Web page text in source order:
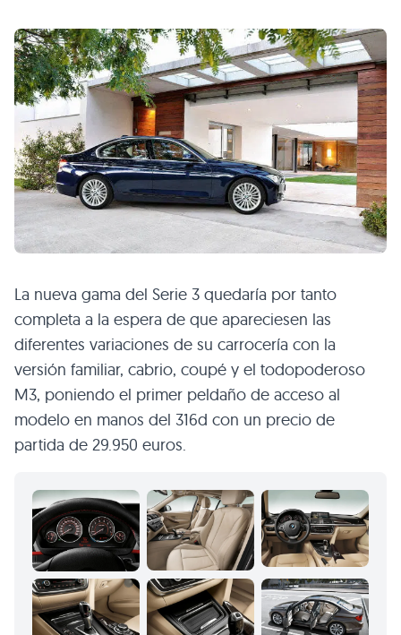
La nueva gama del Serie 3 quedaría por tanto
completa a la espera de que apareciesen las
diferentes variaciones de su carrocería con la
versión familiar, cabrio, coupé y el todopoderoso
M3, poniendo el primer peldaño de acceso al
modelo en manos del 316d con un precio de
partida de 29.950 euros.